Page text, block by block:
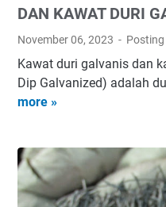
a
a
t
D
DAN KAWAT DURI
November 06, 2023
Kawat duri galvanis dan
Dip Galvanized) adalah
more »
P
N
D